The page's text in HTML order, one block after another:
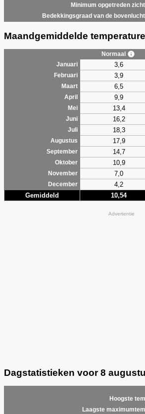
Minimum opgetreden zicht
Bedekkingsgraad van de bovenlucht
Maandgemiddelde
Normaal
Januari
3,6
Februari 3,9
Maart 6,5
April 9,9
Mei
13,4
Juni
16,2
Juli
18,3
Augustus
17,9
September
14,7
Oktober
10,9
November
7,0
December
4,2
Gemiddeld 10,54
Advertentie
Dagstatistieken voor 8
Hoogste
Laagste